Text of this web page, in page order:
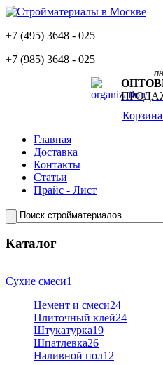
+7 (495) 3648 - 025
+7 (985) 3648 - 025
Главная
Доставка
Контакты
Статьи
Прайс - Лист
Каталог
Сухие смеси1
Цемент и смеси24
Плиточный клей24
Штукатурка19
Шпатлевка26
Наливной пол12